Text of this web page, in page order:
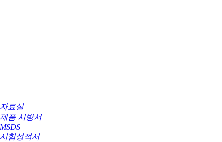
자료실
제품 시방서
MSDS
시험성적서